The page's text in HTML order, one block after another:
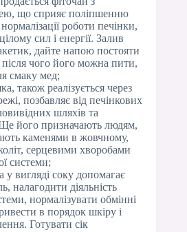
що сприяє поліпшенню
роботи печінки,
сил і енергії. Залив
дайте напою постояти
чого його можна пити,
смаку мед;
також реалізується через
позбавляє від печінкових
шляхів та
Ще його призначають людям,
каменями в жовчному,
серцевими хворобами
системи;
у вигляді соку допомагає
налагодити діяльність
нормалізувати обмінні
в порядок шкіру і
Готувати сік